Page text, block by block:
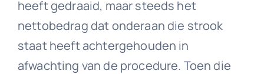
heeft gedraaid, maar steeds het
nettobedrag dat onderaan die strook
staat heeft achtergehouden in
afwachting van de procedure. Toen die